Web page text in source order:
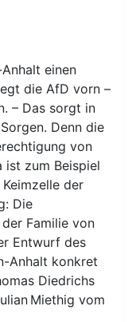
einen
die AfD vorn –
– Das sorgt in
Denn die
von
ist zum Beispiel
der
Die
Familie von
Entwurf des
Anhalt konkret
Diedrichs
Miethig vom